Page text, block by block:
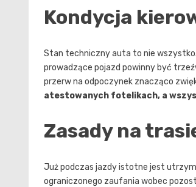
Kondycja
Stan techniczny auta to nie
prowadzące pojazd powinny być
przerw na odpoczynek znacząco
atestowanych fotelikach, a
Zasady na
Już podczas jazdy istotne jest
ograniczonego zaufania wobec